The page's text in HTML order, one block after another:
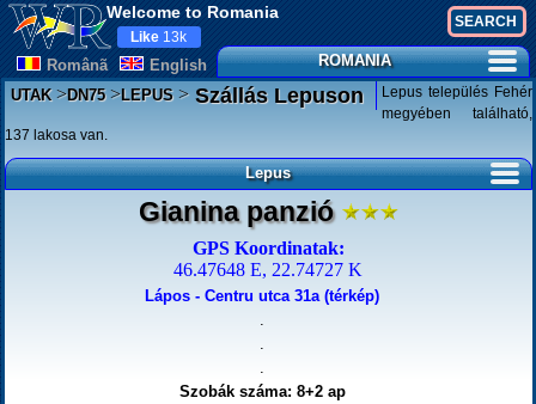
Welcome to Romania
Românã English
Like 13k
ROMANIA
UTAK>DN75>LEPUS>Szállás Lepuson
Lepus település Fehér
megyében található,
137 lakosa van.
Lepus
Gianina panzió
GPS Koordinatak:
46.47648 E, 22.74727 K
Lápos - Centru utca 31a (térkép)
.
.
.
Szobák száma: 8+2 ap